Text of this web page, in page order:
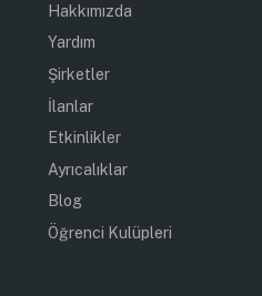
Hakkımızda
Yardım
Şirketler
İlanlar
Etkinlikler
Ayrıcalıklar
Blog
Öğrenci Kulüpleri